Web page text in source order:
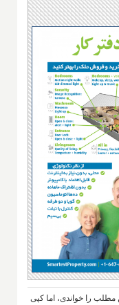
را خواندی، اما کپی